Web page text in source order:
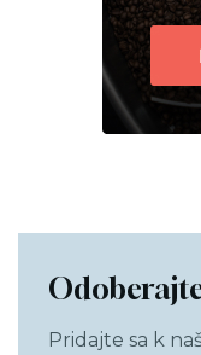
Pridajte sa k